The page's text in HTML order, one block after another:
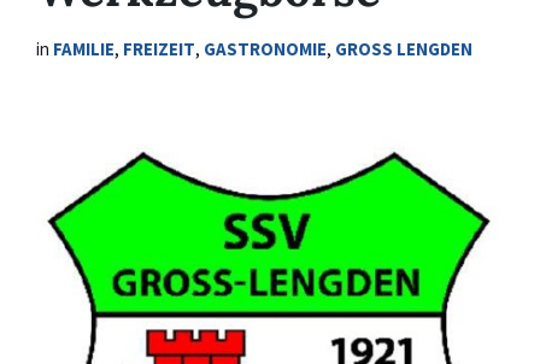
in FAMILIE, FREIZEIT, GASTRONOMIE, GROSS LENGDEN